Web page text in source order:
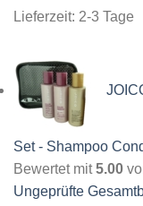
Lieferzeit: 2-3 Tage
Set - Shampoo
Bewertet mit5.00
Ungeprüfte